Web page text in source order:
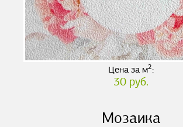
Цена за м2:
30 руб.
Мозаика